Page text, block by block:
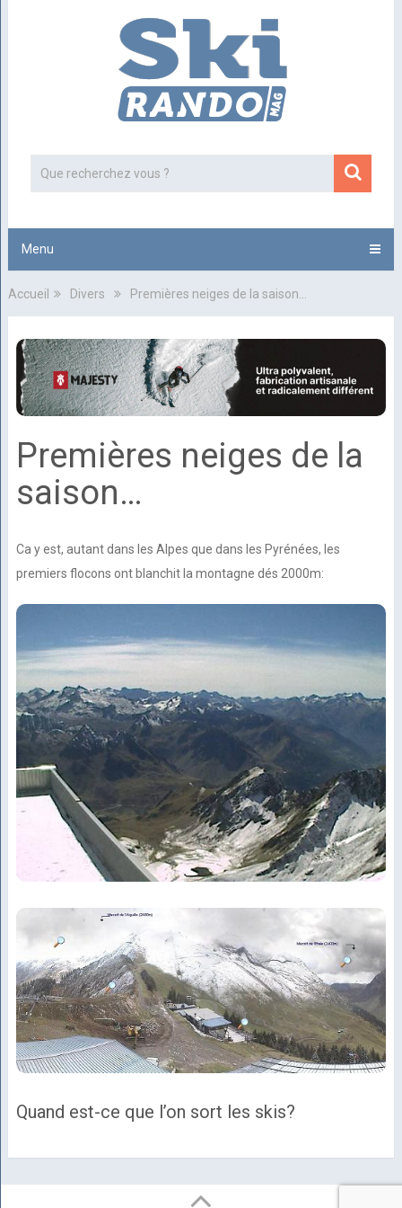
Menu
Accueil Divers Premières neiges de la saison…
Premières neiges de la
saison…
Ca y est, autant dans les Alpes que dans les Pyrénées, les
premiers flocons ont blanchit la montagne dés 2000m:
Quand est-ce que l’on sort les skis?